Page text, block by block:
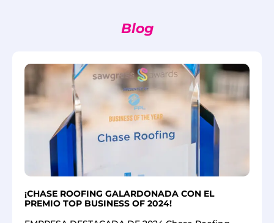
Blog
¡CHASE ROOFING GALARDONADA CON EL
PREMIO TOP BUSINESS OF 2024!